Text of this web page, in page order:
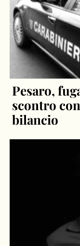
Pesaro,
scontro
bilancio